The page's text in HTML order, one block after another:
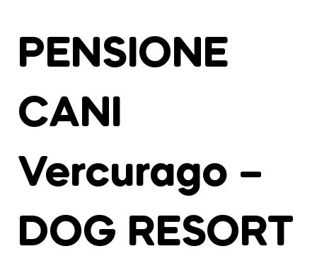
PENSIONE
CANI
Vercurago –
DOG RESORT